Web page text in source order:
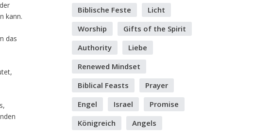
kann.
das
Biblische Feste
Licht
Worship
Gifts of the Spirit
Authority
Liebe
Renewed Mindset
Biblical Feasts
Prayer
Engel
Israel
Promise
Königreich
Angels